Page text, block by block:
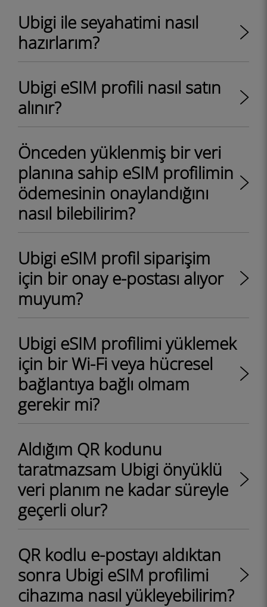
Ubigi ile seyahatimi nasıl
hazırlarım?
Ubigi eSIM profili nasıl satın
alınır?
Önceden yüklenmiş bir veri
planına sahip eSIM profilimin
ödemesinin onaylandığını
nasıl bilebilirim?
Ubigi eSIM profil siparişim
için bir onay e-postası alıyor
muyum?
Ubigi eSIM profilimi yüklemek
için bir Wi-Fi veya hücresel
bağlantıya bağlı olmam
gerekir mi?
Aldığım QR kodunu
taratmazsam Ubigi önyüklü
veri planım ne kadar süreyle
geçerli olur?
QR kodlu e-postayı aldıktan
sonra Ubigi eSIM profilimi
cihazıma nasıl yükleyebilirim?